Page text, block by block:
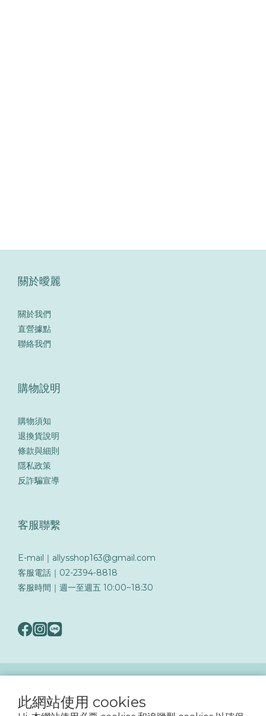
此網站使用 cookies
關於曖麗
關於我們
直營據點
聯絡我們
購物說明
購物須知
退換貨說明
條款與細則
隱私政策
反詐騙宣導
客服聯繫
E-mail｜allysshop163@gmail.com
客服電話｜02-2394-8818
客服時間｜週一至週五 10:00~18:30
安全